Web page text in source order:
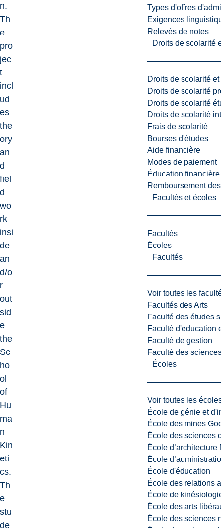
Types d'offres
Exigences
Relevés de notes
Droits de scolarité
Droits de scolarité
Droits de scolarité
Droits de scolarité
Droits de scolarité
Frais de scolarité
Bourses d'études
Aide financière
Modes de paiement
Éducation financière
Remboursement
Facultés et écoles
Facultés
Écoles
Facultés
Voir toutes les
Facultés des Arts
Faculté des études
Faculté d'éducation
Faculté de gestion
Faculté des
Écoles
Voir toutes les
École de génie et
École des mines
École des sciences
École d’architecture
École
École d'éducation
École des relations
École de
École des arts
École des sciences
n.
Th
e
pro
jec
t
incl
ud
es
the
ory
an
d
fiel
d
wo
rk
insi
de
an
d/o
r
out
sid
e
the
Sc
ho
ol
of
Hu
ma
n
Kin
eti
cs.
Th
e
stu
de